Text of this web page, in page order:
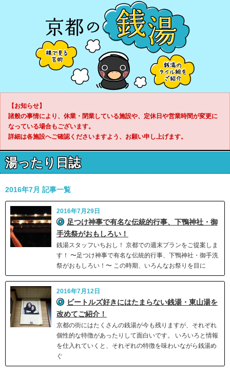
【お知らせ】
諸般の事情により、休業・閉業している施設や、定休日や営業時間が変更に
なっている場合もございます。
詳細は各施設へご確認くださいますよう、お願い申し上げます。
湯ったり日誌
2016年7月 記事一覧
2016年7月29日
足つけ神事で有名な伝統的行事、下鴨神社・御
手洗祭がおもしろい！
銭湯スタッフいちおし！ 京都での週末プランをご提案しま
す！ 〜足つけ神事で有名な伝統的行事、下鴨神社・御手洗
祭がおもしろい！〜 この時期、いろんなお祭りを目に
2016年7月12日
ビートルズ好きにはたまらない銭湯・東山湯を
改めてご紹介！
京都の街にはたくさんの銭湯が今も残りますが、それぞれ
個性的な特徴があったりして面白いです。 いろいろと情報
を仕入れていくと、それぞれの特徴を味わいながら銭湯め
ぐ